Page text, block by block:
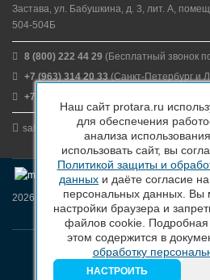
Застава, ул. Бабушкина, д. 3, лит. А,
504-504Б
8 (800) 222 44 29 (Бесплатный звонок
+7 (963) 314 20 33(Санкт-Петербург и
+7 (963) 314 20 33
sales@protara.ru
2026 © ПроТара - Производство и
Вся информация, размещенная на веб-сайте
тексты, графические материалы, шрифт,
фотографии, охраняется в соответствии с
Наш сайт protara.ru
для обеспечения
анализа
использовать сайт, вы
Политикой защиты и
данных и даёте согласие
персональных данных. Вы
настройки браузера и
файлов cookie.
этом содержится в
обработку
НАСТРОИТЬ